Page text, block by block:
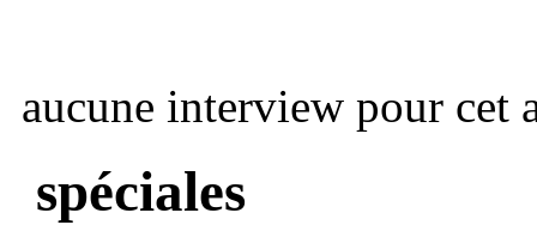
aucune interview pour cet
spéciales